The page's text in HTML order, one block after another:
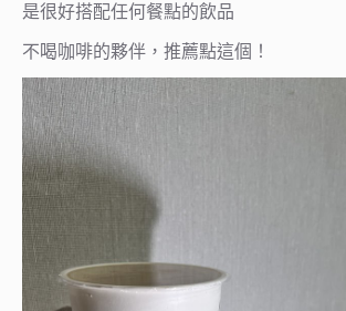
是很好搭配任何餐點的飲品
不喝咖啡的夥伴，推薦點這個！